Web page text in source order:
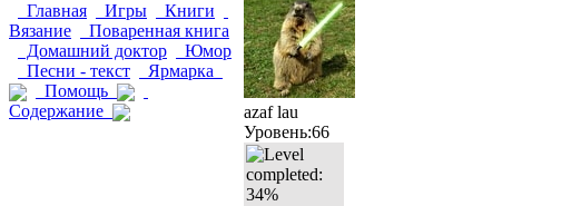
Главная Игры
Книги
Вязание
Поваренная книга
Домашний доктор
Юмор
Песни - текст
Ярмарка
Помощь
Содержание
azaf lau
Уровень:66